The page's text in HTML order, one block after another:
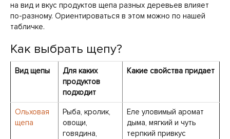
на вид и вкус продуктов щепа разных деревьев влияет
по-разному. Ориентироваться в этом можно по нашей
табличке.
Как выбрать щепу?
Вид щепы
Для каких
продуктов
подходит
Какие свойства придает
Ольховая
щепа
Рыба, кролик,
овощи,
говядина,
Еле уловимый аромат
дыма, мягкий и чуть
терпкий привкус